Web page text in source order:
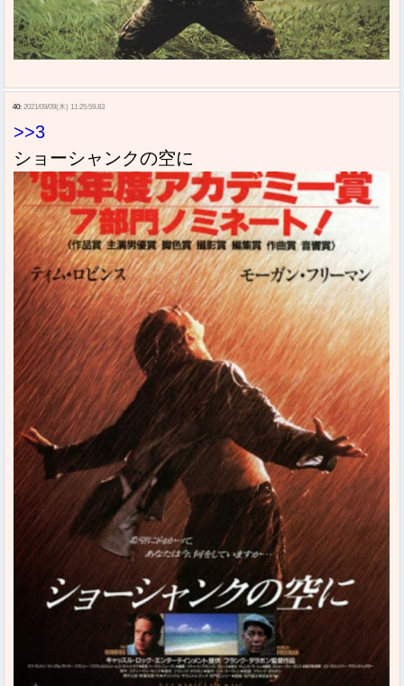
40: 2021/09/09(木) 11:25:59.83
>>3
ショーシャンクの空に